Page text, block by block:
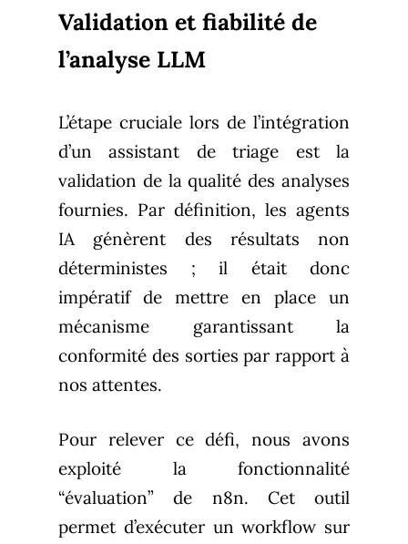
Validation et fiabilité de
l’analyse LLM
L’étape cruciale lors de l’intégration
d’un assistant de triage est la
validation de la qualité des analyses
fournies. Par définition, les agents
IA génèrent des résultats non
déterministes ; il était donc
impératif de mettre en place un
mécanisme garantissant la
conformité des sorties par rapport à
nos attentes.
Pour relever ce défi, nous avons
exploité la fonctionnalité
“évaluation” de n8n. Cet outil
permet d’exécuter un workflow sur